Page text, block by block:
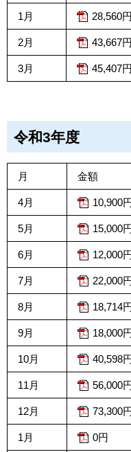
1月 28,560円
2月 43,667円
3月 45,407円
令和3年度
月 金額
4月 10,900
5月 15,000
6月 12,000
7月 22,000
8月 18,714
9月 18,000
10月 40,598
11月 56,000
12月 73,300
1月 0円